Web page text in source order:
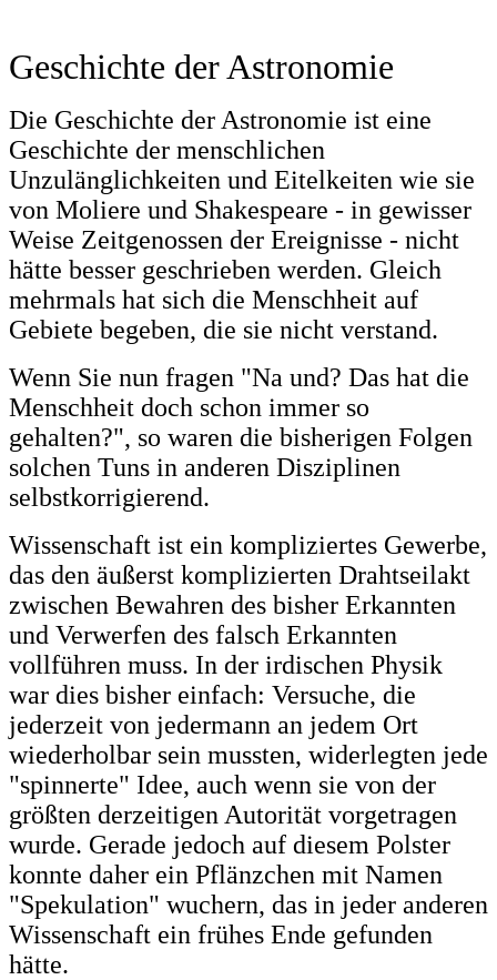
Geschichte der Astronomie
Die Geschichte der Astronomie ist eine
Geschichte der menschlichen
Unzulänglichkeiten und Eitelkeiten wie sie
von Moliere und Shakespeare - in gewisser
Weise Zeitgenossen der Ereignisse - nicht
hätte besser geschrieben werden. Gleich
mehrmals hat sich die Menschheit auf
Gebiete begeben, die sie nicht verstand.
Wenn Sie nun fragen "Na und? Das hat die
Menschheit doch schon immer so
gehalten?", so waren die bisherigen Folgen
solchen Tuns in anderen Disziplinen
selbstkorrigierend.
Wissenschaft ist ein kompliziertes Gewerbe,
das den äußerst komplizierten Drahtseilakt
zwischen Bewahren des bisher Erkannten
und Verwerfen des falsch Erkannten
vollführen muss. In der irdischen Physik
war dies bisher einfach: Versuche, die
jederzeit von jedermann an jedem Ort
wiederholbar sein mussten, widerlegten jede
"spinnerte" Idee, auch wenn sie von der
größten derzeitigen Autorität vorgetragen
wurde. Gerade jedoch auf diesem Polster
konnte daher ein Pflänzchen mit Namen
"Spekulation" wuchern, das in jeder anderen
Wissenschaft ein frühes Ende gefunden
hätte.